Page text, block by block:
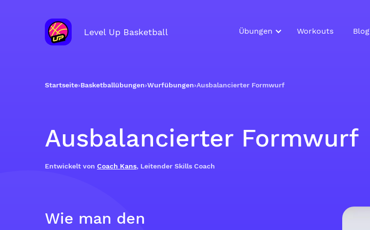
Level Up Basketball Übungen Workouts Blog
Startseite›Basketballübungen›Wurfübungen›Ausbalancierter Formwurf
Ausbalancierter Formwurf
Entwickelt von Coach Kans, Leitender Skills Coach
Wie man den